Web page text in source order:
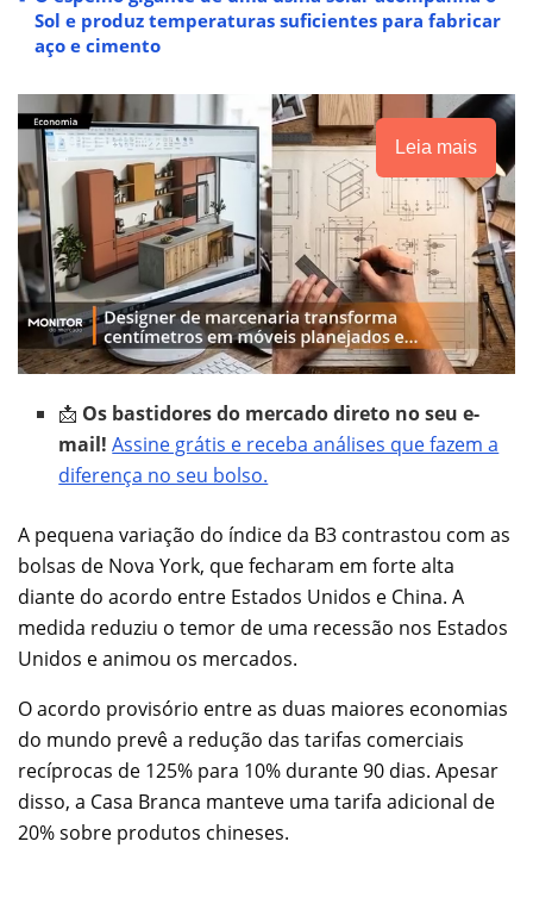
Sol e produz temperaturas suficientes para fabricar
aço e cimento
Leia mais
📩 Os bastidores do mercado direto no seu e-
mail! Assine grátis e receba análises que fazem a
diferença no seu bolso.
A pequena variação do índice da B3 contrastou com as
bolsas de Nova York, que fecharam em forte alta
diante do acordo entre Estados Unidos e China. A
medida reduziu o temor de uma recessão nos Estados
Unidos e animou os mercados.
O acordo provisório entre as duas maiores economias
do mundo prevê a redução das tarifas comerciais
recíprocas de 125% para 10% durante 90 dias. Apesar
disso, a Casa Branca manteve uma tarifa adicional de
20% sobre produtos chineses.